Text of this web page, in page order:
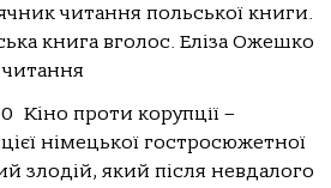
читання польської книги.
книга вголос. Еліза Ожешко
читання
Кіно проти корупції –
німецької гостросюжетної
злодій, який після невдалого